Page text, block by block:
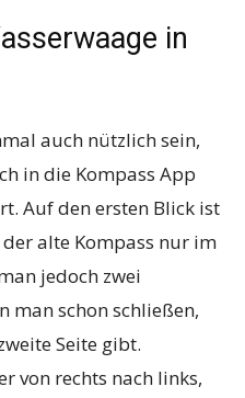
in
auch nützlich sein,
in die Kompass App
Auf den ersten Blick ist
alte Kompass nur im
jedoch zwei
man schon schließen,
Seite gibt.
von rechts nach links,